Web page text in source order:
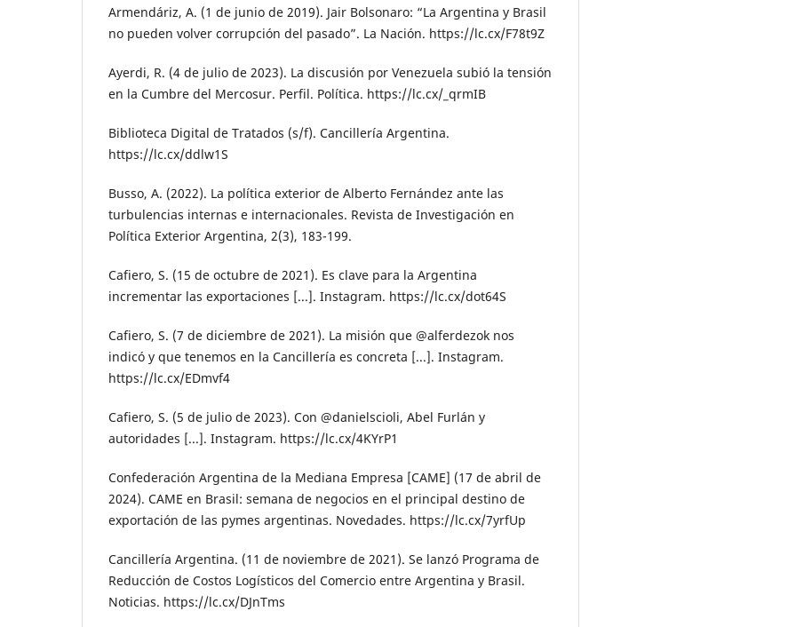
Armendáriz, A. (1 de junio de 2019). Jair Bolsonaro: “La Argentina y Brasil
no pueden volver corrupción del pasado”. La Nación. https://lc.cx/F78t9Z
Ayerdi, R. (4 de julio de 2023). La discusión por Venezuela subió la tensión
en la Cumbre del Mercosur. Perfil. Política. https://lc.cx/_qrmIB
Biblioteca Digital de Tratados (s/f). Cancillería Argentina.
https://lc.cx/ddlw1S
Busso, A. (2022). La política exterior de Alberto Fernández ante las
turbulencias internas e internacionales. Revista de Investigación en
Política Exterior Argentina, 2(3), 183-199.
Cafiero, S. (15 de octubre de 2021). Es clave para la Argentina
incrementar las exportaciones [...]. Instagram. https://lc.cx/dot64S
Cafiero, S. (7 de diciembre de 2021). La misión que @alferdezok nos
indicó y que tenemos en la Cancillería es concreta [...]. Instagram.
https://lc.cx/EDmvf4
Cafiero, S. (5 de julio de 2023). Con @danielscioli, Abel Furlán y
autoridades [...]. Instagram. https://lc.cx/4KYrP1
Confederación Argentina de la Mediana Empresa [CAME] (17 de abril de
2024). CAME en Brasil: semana de negocios en el principal destino de
exportación de las pymes argentinas. Novedades. https://lc.cx/7yrfUp
Cancillería Argentina. (11 de noviembre de 2021). Se lanzó Programa de
Reducción de Costos Logísticos del Comercio entre Argentina y Brasil.
Noticias. https://lc.cx/DJnTms